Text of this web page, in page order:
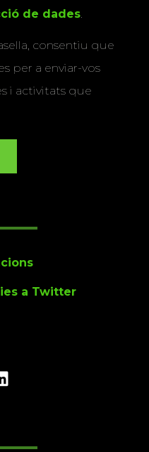
de dades.
consentiu que
per a enviar-vos
i activitats que
a Twitter